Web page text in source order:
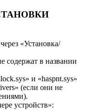
«Установка/
содержат в названии
и «haspnt.sys»
(если они не
устройств»: